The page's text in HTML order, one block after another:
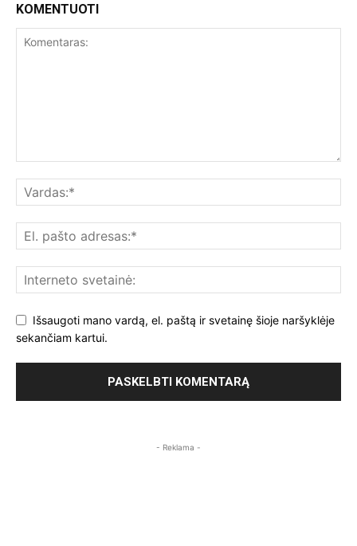
KOMENTUOTI
Išsaugoti mano vardą, el. paštą ir svetainę šioje naršyklėje
sekančiam kartui.
- Reklama -